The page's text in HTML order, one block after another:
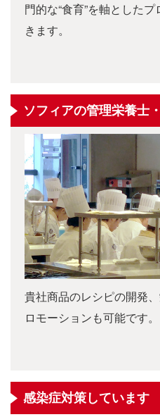
門的な“食育”を軸とした
きます。
ソフィアの管理栄養士
貴社商品のレシピの開発
ロモーションも可能です。
感染症対策しています